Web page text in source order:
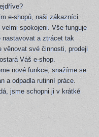
e-shopů, naši zákazníci
spokojeni. Vše funguje
nastavovat a ztrácet tak
své činnosti, prodeji
Váš e-shop.
nové funkce, snažíme se
a odpadla rutinní práce.
jsme schopni ji v krátké